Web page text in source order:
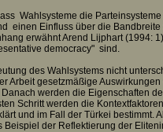
Wahlsysteme die
einen Einfluss über die
erwähnt Arend Lijphart (1994:
democracy" sind.
des Wahlsystems nicht
Arbeit gesetzmäßige
werden die Eigenschaften
Schritt werden die
und im Fall der Türkei bestimmt.
Beispiel der Reflektierung der